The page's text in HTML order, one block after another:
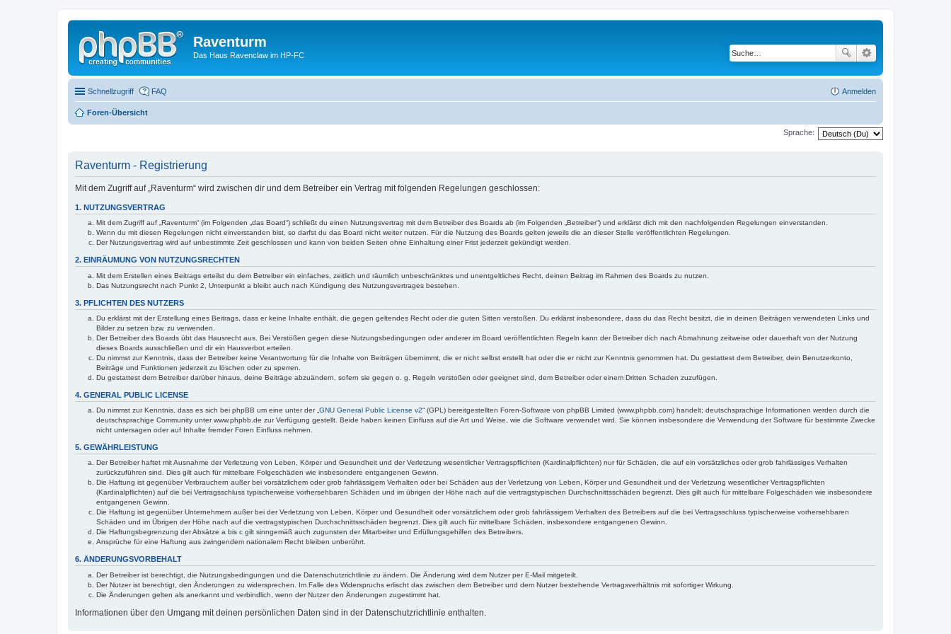
Raventurm
Das Haus Ravenclaw im HP-FC
Schnellzugriff FAQ Anmelden
Foren-Übersicht
Sprache:
Raventurm - Registrierung
Mit dem Zugriff auf „Raventurm“ wird zwischen dir und dem Betreiber ein Vertrag mit folgenden Regelungen geschlossen:
1. NUTZUNGSVERTRAG
Mit dem Zugriff auf „Raventurm“ (im Folgenden „das Board“) schließt du einen Nutzungsvertrag mit dem Betreiber des Boards ab (im Folgenden „Betreiber“) und erklärst dich mit den nachfolgenden Regelungen einverstanden.
Wenn du mit diesen Regelungen nicht einverstanden bist, so darfst du das Board nicht weiter nutzen. Für die Nutzung des Boards gelten jeweils die an dieser Stelle veröffentlichten Regelungen.
Der Nutzungsvertrag wird auf unbestimmte Zeit geschlossen und kann von beiden Seiten ohne Einhaltung einer Frist jederzeit gekündigt werden.
2. EINRÄUMUNG VON NUTZUNGSRECHTEN
Mit dem Erstellen eines Beitrags erteilst du dem Betreiber ein einfaches, zeitlich und räumlich unbeschränktes und unentgeltliches Recht, deinen Beitrag im Rahmen des Boards zu nutzen.
Das Nutzungsrecht nach Punkt 2, Unterpunkt a bleibt auch nach Kündigung des Nutzungsvertrages bestehen.
3. PFLICHTEN DES NUTZERS
Du erklärst mit der Erstellung eines Beitrags, dass er keine Inhalte enthält, die gegen geltendes Recht oder die guten Sitten verstoßen. Du erklärst insbesondere, dass du das Recht besitzt, die in deinen Beiträgen verwendeten Links und
Bilder zu setzen bzw. zu verwenden.
Der Betreiber des Boards übt das Hausrecht aus. Bei Verstößen gegen diese Nutzungsbedingungen oder anderer im Board veröffentlichten Regeln kann der Betreiber dich nach Abmahnung zeitweise oder dauerhaft von der Nutzung
dieses Boards ausschließen und dir ein Hausverbot erteilen.
Du nimmst zur Kenntnis, dass der Betreiber keine Verantwortung für die Inhalte von Beiträgen übernimmt, die er nicht selbst erstellt hat oder die er nicht zur Kenntnis genommen hat. Du gestattest dem Betreiber, dein Benutzerkonto,
Beiträge und Funktionen jederzeit zu löschen oder zu sperren.
Du gestattest dem Betreiber darüber hinaus, deine Beiträge abzuändern, sofern sie gegen o. g. Regeln verstoßen oder geeignet sind, dem Betreiber oder einem Dritten Schaden zuzufügen.
4. GENERAL PUBLIC LICENSE
Du nimmst zur Kenntnis, dass es sich bei phpBB um eine unter der „ GNU General Public License v2“ (GPL) bereitgestellten Foren-Software von phpBB Limited (www.phpbb.com) handelt; deutschsprachige Informationen werden durch die
deutschsprachige Community unter www.phpbb.de zur Verfügung gestellt. Beide haben keinen Einfluss auf die Art und Weise, wie die Software verwendet wird. Sie können insbesondere die Verwendung der Software für bestimmte Zwecke
nicht untersagen oder auf Inhalte fremder Foren Einfluss nehmen.
5. GEWÄHRLEISTUNG
Der Betreiber haftet mit Ausnahme der Verletzung von Leben, Körper und Gesundheit und der Verletzung wesentlicher Vertragspflichten (Kardinalpflichten) nur für Schäden, die auf ein vorsätzliches oder grob fahrlässiges Verhalten
zurückzuführen sind. Dies gilt auch für mittelbare Folgeschäden wie insbesondere entgangenen Gewinn.
Die Haftung ist gegenüber Verbrauchern außer bei vorsätzlichem oder grob fahrlässigem Verhalten oder bei Schäden aus der Verletzung von Leben, Körper und Gesundheit und der Verletzung wesentlicher Vertragspflichten
(Kardinalpflichten) auf die bei Vertragsschluss typischerweise vorhersehbaren Schäden und im übrigen der Höhe nach auf die vertragstypischen Durchschnittsschäden begrenzt. Dies gilt auch für mittelbare Folgeschäden wie insbesondere
entgangenen Gewinn.
Die Haftung ist gegenüber Unternehmern außer bei der Verletzung von Leben, Körper und Gesundheit oder vorsätzlichem oder grob fahrlässigem Verhalten des Betreibers auf die bei Vertragsschluss typischerweise vorhersehbaren
Schäden und im Übrigen der Höhe nach auf die vertragstypischen Durchschnittsschäden begrenzt. Dies gilt auch für mittelbare Schäden, insbesondere entgangenen Gewinn.
Die Haftungsbegrenzung der Absätze a bis c gilt sinngemäß auch zugunsten der Mitarbeiter und Erfüllungsgehilfen des Betreibers.
Ansprüche für eine Haftung aus zwingendem nationalem Recht bleiben unberührt.
6. ÄNDERUNGSVORBEHALT
Der Betreiber ist berechtigt, die Nutzungsbedingungen und die Datenschutzrichtlinie zu ändern. Die Änderung wird dem Nutzer per E-Mail mitgeteilt.
Der Nutzer ist berechtigt, den Änderungen zu widersprechen. Im Falle des Widerspruchs erlischt das zwischen dem Betreiber und dem Nutzer bestehende Vertragsverhältnis mit sofortiger Wirkung.
Die Änderungen gelten als anerkannt und verbindlich, wenn der Nutzer den Änderungen zugestimmt hat.
Informationen über den Umgang mit deinen persönlichen Daten sind in der Datenschutzrichtlinie enthalten.